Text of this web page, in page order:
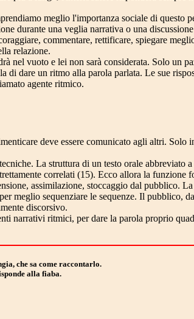
meglio l'importanza sociale di questo
durante una veglia narrativa o una
commentare, rettificare, spiegare
relazione.
nel vuoto e lei non sarà considerata. Solo un
dare un ritmo alla parola parlata. Le sue
agente ritmico.
deve essere comunicato agli altri. Solo
La struttura di un testo orale abbreviato
correlati (15). Ecco allora la funzione
assimilazione, stoccaggio dal pubblico.
meglio sequenziare le sequenze. Il pubblico,
discorsivo.
narrativi ritmici, per dare la parola proprio
che sa come raccontarlo.
alla fiaba.